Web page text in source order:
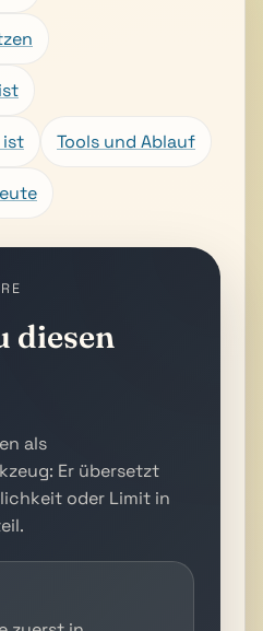
ist Tools und Ablauf
diesen
als
Er übersetzt
oder Limit in